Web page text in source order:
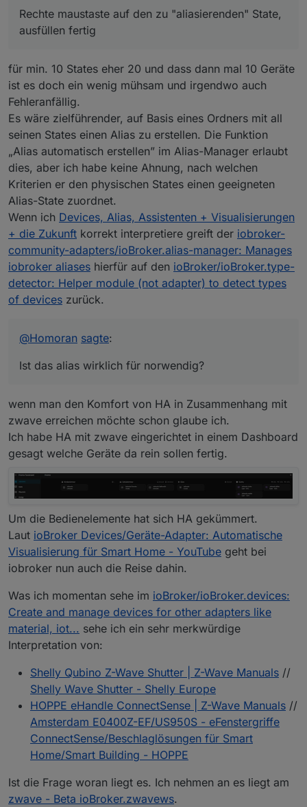
@PackElend
Wenn man es nutzen will ist es natürlich optimal das
von Beginn an zu machen!
Rechte maustaste auf den zu "aliasierenden" State,
ausfüllen fertig
für min. 10 States eher 20 und dass dann mal 10 Geräte
ist es doch ein wenig mühsam und irgendwo auch
Fehleranfällig.
Es wäre zielführender, auf Basis eines Ordners mit all
seinen States einen Alias zu erstellen. Die Funktion
„Alias automatisch erstellen” im Alias-Manager erlaubt
dies, aber ich habe keine Ahnung, nach welchen
Kriterien er den physischen States einen geeigneten
Alias-State zuordnet.
Wenn ich Devices, Alias, Assistenten + Visualisierungen
+ die Zukunft korrekt interpretiere greift der iobroker-
community-adapters/ioBroker.alias-manager: Manages
iobroker aliases hierfür auf den ioBroker/ioBroker.type-
detector: Helper module (not adapter) to detect types
of devices zurück.
@Homoran sagte:
Ist das alias wirklich für norwendig?
wenn man den Komfort von HA in Zusammenhang mit
zwave erreichen möchte schon glaube ich.
Ich habe HA mit zwave eingerichtet in einem Dashboard
gesagt welche Geräte da rein sollen fertig.
Um die Bedienelemente hat sich HA gekümmert.
Laut ioBroker Devices/Geräte-Adapter: Automatische
Visualisierung für Smart Home - YouTube geht bei
iobroker nun auch die Reise dahin.
Was ich momentan sehe im ioBroker/ioBroker.devices:
Create and manage devices for other adapters like
material, iot... sehe ich ein sehr merkwürdige
Interpretation von:
Shelly Qubino Z-Wave Shutter | Z-Wave Manuals //
Shelly Wave Shutter - Shelly Europe
HOPPE eHandle ConnectSense | Z-Wave Manuals //
Amsterdam E0400Z-EF/US950S - eFenstergriffe
ConnectSense/Beschlaglösungen für Smart
Home/Smart Building - HOPPE
Ist die Frage woran liegt es. Ich nehmen an es liegt am
zwave - Beta ioBroker.zwavews.